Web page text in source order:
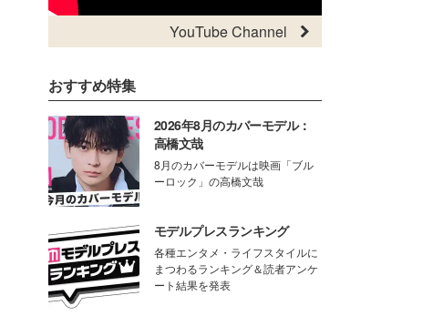
YouTube Channel
おすすめ特集
2026年8月のカバーモデル：
高橋文哉
8月のカバーモデルは映画「ブル
ーロック」の高橋文哉
モデルプレスランキング
各種エンタメ・ライフスタイルに
まつわるランキング＆読者アンケ
ート結果を発表